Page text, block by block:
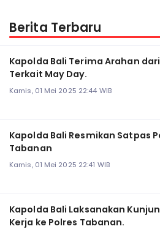
Berita Terbaru
Kapolda Bali Terima Arahan
Terkait May Day.
Kamis, 01 Mei 2025 22:44 WIB
Kapolda Bali Resmikan Satpas
Tabanan
Kamis, 01 Mei 2025 22:41 WIB
Kapolda Bali Laksanakan
Kerja ke Polres Tabanan.